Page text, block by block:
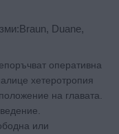
Duane,
оперативна
хетеротропия
на главата.
или